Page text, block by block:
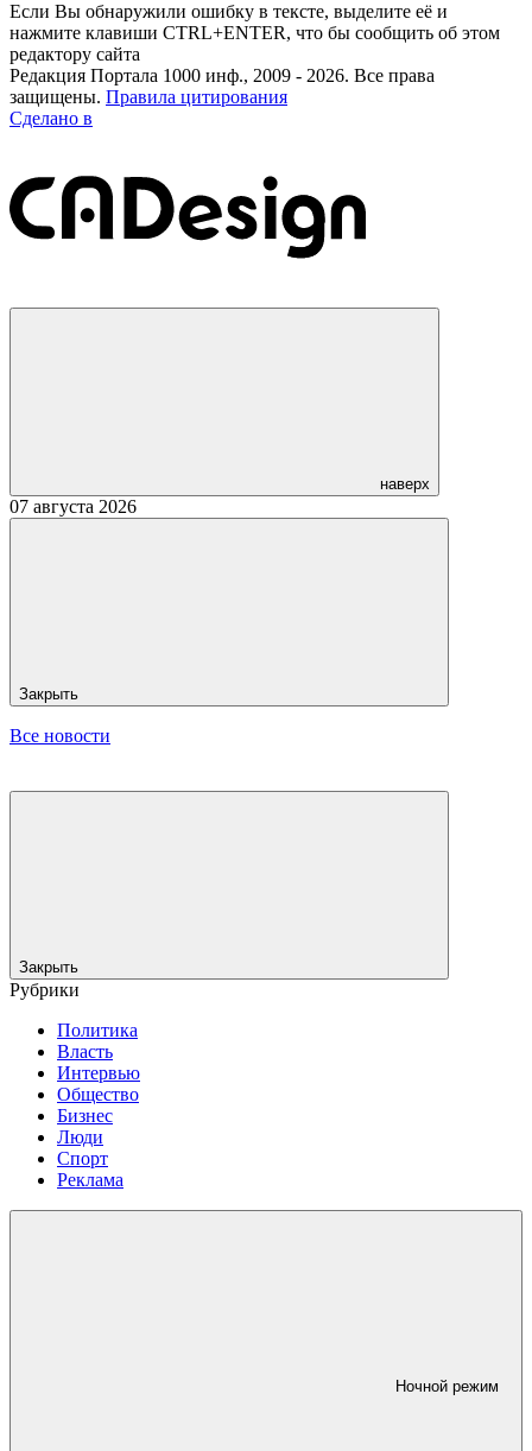
Если Вы обнаружили ошибку в тексте, выделите её и
нажмите клавиши CTRL+ENTER, что бы сообщить об этом
редактору сайта
Редакция Портала 1000 инф., 2009 - 2026. Все права
защищены. Правила цитирования
Сделано в
наверх
07 августа 2026
Закрыть
Все новости
Закрыть
Рубрики
Политика
Власть
Интервью
Общество
Бизнес
Люди
Спорт
Реклама
Ночной режим